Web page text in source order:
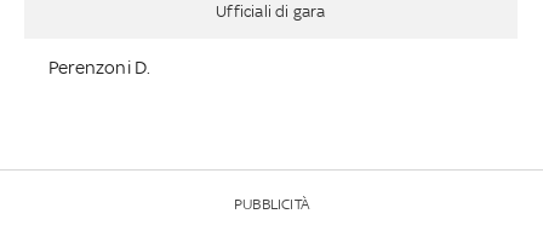
Ufficiali di gara
Perenzoni D.
PUBBLICITÀ